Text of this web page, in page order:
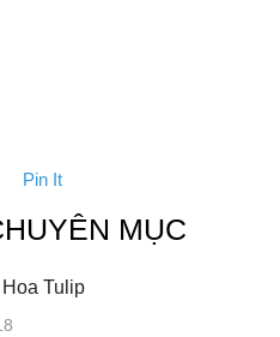
Pin It
MỤC
Tulip